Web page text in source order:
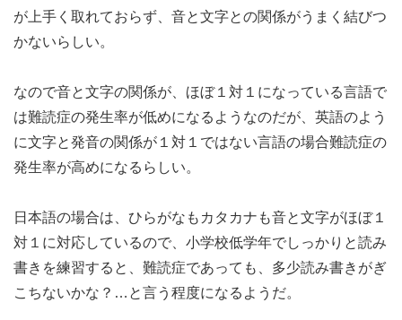
が上手く取れておらず、音と文字との関係がうまく結びつ
かないらしい。
なので音と文字の関係が、ほぼ１対１になっている言語で
は難読症の発生率が低めになるようなのだが、英語のよう
に文字と発音の関係が１対１ではない言語の場合難読症の
発生率が高めになるらしい。
日本語の場合は、ひらがなもカタカナも音と文字がほぼ１
対１に対応しているので、小学校低学年でしっかりと読み
書きを練習すると、難読症であっても、多少読み書きがぎ
こちないかな？…と言う程度になるようだ。